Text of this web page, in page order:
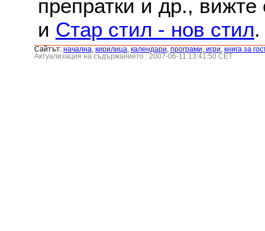
препратки и др.,
и Стар стил - нов стил.
Сайтът: началнa кирилица календари програми, игри книга за
Актуализация на съдържанието : 2007-06-11 13:41:50 CET